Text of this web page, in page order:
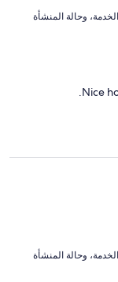
عناصر نالت الإعجاب: ⁦النظافة⁩، و⁦العاملون ومستوى الخدمة⁩، و⁦حالة المنشأة
Nice
عناصر نالت الإعجاب: ⁦النظافة⁩، و⁦العاملون ومستوى الخدمة⁩، و⁦حالة المنشأة